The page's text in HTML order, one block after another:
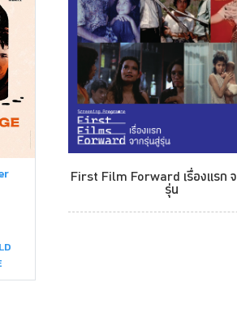
First Film Forward เรื่องแรก
รุ่น